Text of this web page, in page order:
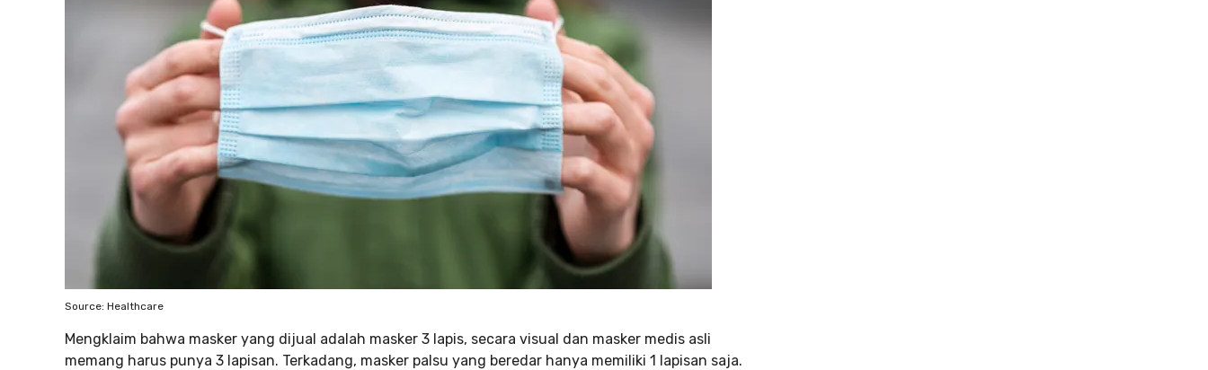
Source: Healthcare
Mengklaim bahwa masker yang dijual adalah masker 3 lapis, secara visual dan masker medis asli
memang harus punya 3 lapisan. Terkadang, masker palsu yang beredar hanya memiliki 1 lapisan saja.